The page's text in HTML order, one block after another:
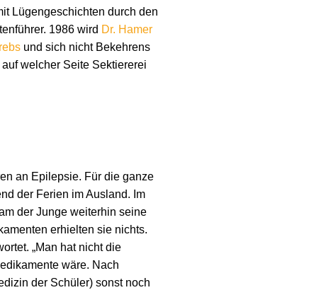
Lügengeschichten durch den
1986 wird Dr. Hamer
und sich nicht Bekehrens
welcher Seite Sektiererei
an Epilepsie. Für die ganze
der Ferien im Ausland. Im
der Junge weiterhin seine
erhielten sie nichts.
„Man hat nicht die
wäre. Nach
der Schüler) sonst noch